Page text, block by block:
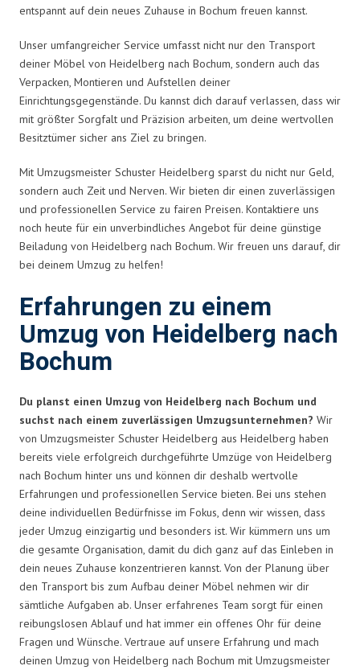
entspannt auf dein neues Zuhause in Bochum freuen kannst.
Unser umfangreicher Service umfasst nicht nur den Transport
deiner Möbel von Heidelberg nach Bochum, sondern auch das
Verpacken, Montieren und Aufstellen deiner
Einrichtungsgegenstände. Du kannst dich darauf verlassen, dass wir
mit größter Sorgfalt und Präzision arbeiten, um deine wertvollen
Besitztümer sicher ans Ziel zu bringen.
Mit Umzugsmeister Schuster Heidelberg sparst du nicht nur Geld,
sondern auch Zeit und Nerven. Wir bieten dir einen zuverlässigen
und professionellen Service zu fairen Preisen. Kontaktiere uns
noch heute für ein unverbindliches Angebot für deine günstige
Beiladung von Heidelberg nach Bochum. Wir freuen uns darauf, dir
bei deinem Umzug zu helfen!
Erfahrungen zu einem
Umzug von Heidelberg nach
Bochum
Du planst einen Umzug von Heidelberg nach Bochum und
suchst nach einem zuverlässigen Umzugsunternehmen? Wir
von Umzugsmeister Schuster Heidelberg aus Heidelberg haben
bereits viele erfolgreich durchgeführte Umzüge von Heidelberg
nach Bochum hinter uns und können dir deshalb wertvolle
Erfahrungen und professionellen Service bieten. Bei uns stehen
deine individuellen Bedürfnisse im Fokus, denn wir wissen, dass
jeder Umzug einzigartig und besonders ist. Wir kümmern uns um
die gesamte Organisation, damit du dich ganz auf das Einleben in
dein neues Zuhause konzentrieren kannst. Von der Planung über
den Transport bis zum Aufbau deiner Möbel nehmen wir dir
sämtliche Aufgaben ab. Unser erfahrenes Team sorgt für einen
reibungslosen Ablauf und hat immer ein offenes Ohr für deine
Fragen und Wünsche. Vertraue auf unsere Erfahrung und mach
deinen Umzug von Heidelberg nach Bochum mit Umzugsmeister